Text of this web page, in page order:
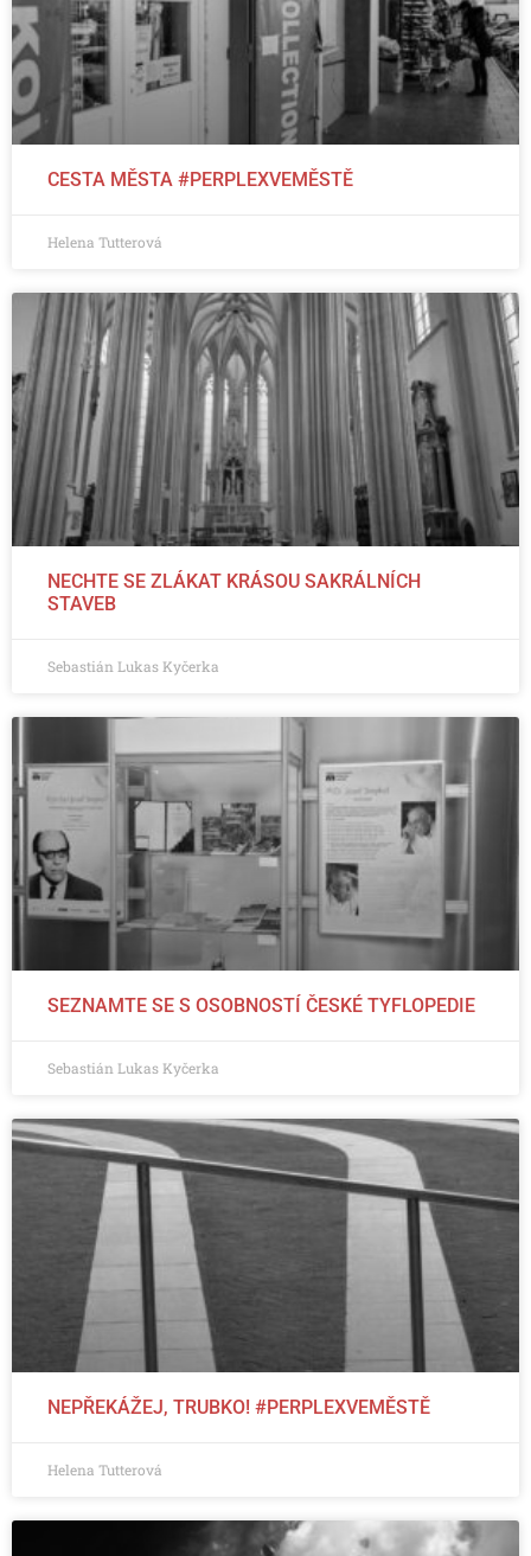
CESTA MĚSTA #PERPLEXVEMĚSTĚ
Helena Tutterová
NECHTE SE ZLÁKAT KRÁSOU SAKRÁLNÍCH
STAVEB
Sebastián Lukas Kyčerka
SEZNAMTE SE S OSOBNOSTÍ ČESKÉ TYFLOPEDIE
Sebastián Lukas Kyčerka
NEPŘEKÁŽEJ, TRUBKO! #PERPLEXVEMĚSTĚ
Helena Tutterová